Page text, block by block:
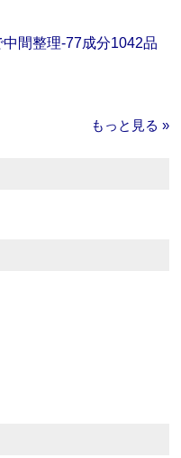
間整理‐77成分1042品
もっと見る »